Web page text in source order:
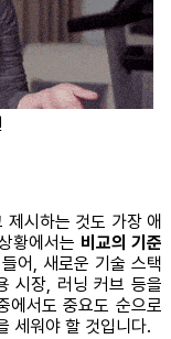
시하는 것도 가장 애
황에서는 비교의 기준
어, 새로운 기술 스택
시장, 러닝 커브 등을
에서도 중요도 순으로
세워야 할 것입니다.